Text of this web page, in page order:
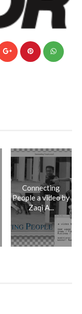
Connecting
People a video by
Zaqi A...